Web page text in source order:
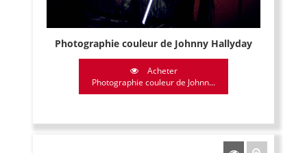
Photographie couleur de Johnny Hallyday
Acheter
Photographie couleur de Johnn...